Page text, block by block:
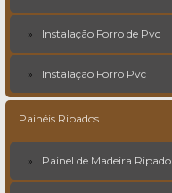
Instalação Forro de Pvc
Instalação Forro Pvc
Painéis Ripados
Painel de Madeira Ripado